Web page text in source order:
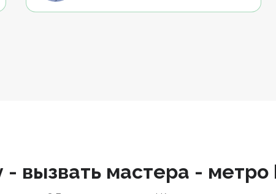
- вызвать мастера - метро